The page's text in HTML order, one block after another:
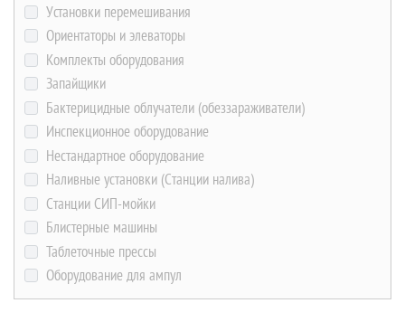
Установки перемешивания
Ориентаторы и элеваторы
Комплекты оборудования
Запайщики
Бактерицидные облучатели (обеззараживатели)
Инспекционное оборудование
Нестандартное оборудование
Наливные установки (Станции налива)
Станции СИП-мойки
Блистерные машины
Таблеточные прессы
Оборудование для ампул